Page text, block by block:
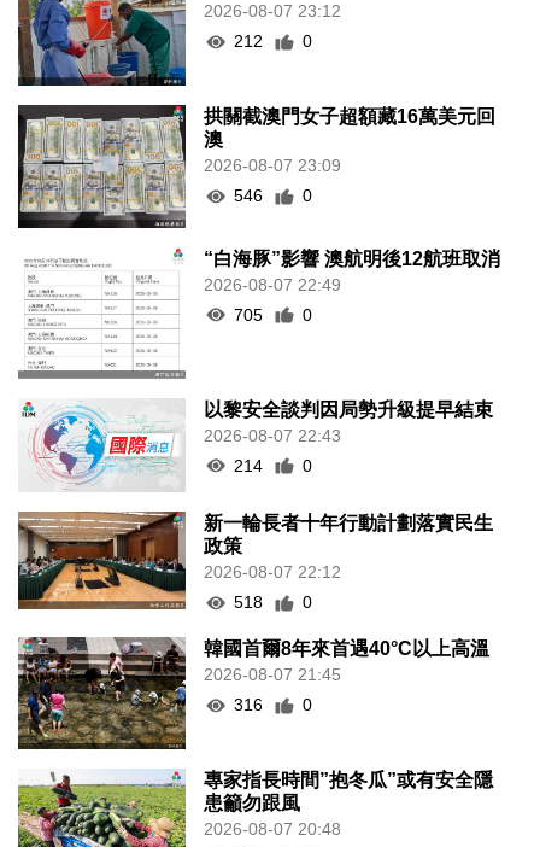
2026-08-07 23:12
212
0
拱關截澳門女子超額藏16萬美元回
澳
2026-08-07 23:09
546
0
“白海豚”影響 澳航明後12航班取消
2026-08-07 22:49
705
0
以黎安全談判因局勢升級提早結束
2026-08-07 22:43
214
0
新一輪長者十年行動計劃落實民生
政策
2026-08-07 22:12
518
0
韓國首爾8年來首遇40°C以上高溫
2026-08-07 21:45
316
0
專家指長時間”抱冬瓜”或有安全隱
患籲勿跟風
2026-08-07 20:48